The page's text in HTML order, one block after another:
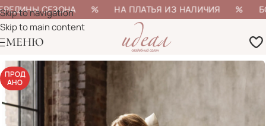
СЕЗОНА % НА ПЛАТЬЯ ИЗ НАЛИЧИЯ %
Skip to navigation
Skip to main content
МЕНЮ
ПРОД
АНО